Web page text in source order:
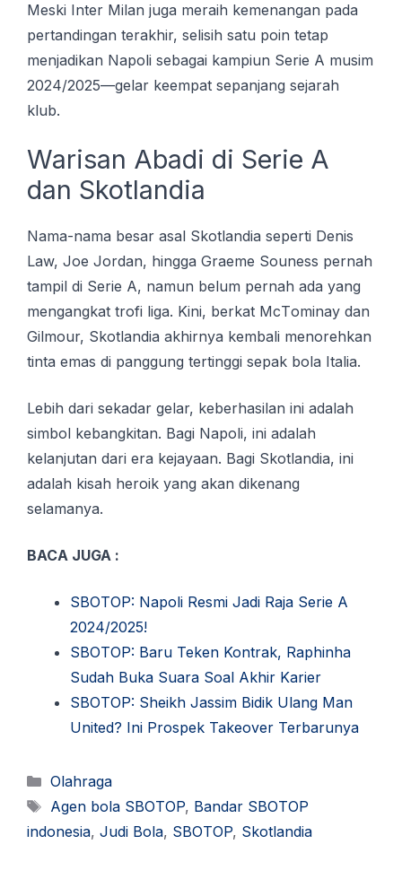
Meski Inter Milan juga meraih kemenangan pada
pertandingan terakhir, selisih satu poin tetap
menjadikan Napoli sebagai kampiun Serie A musim
2024/2025—gelar keempat sepanjang sejarah
klub.
Warisan Abadi di Serie A
dan Skotlandia
Nаmа-nаmа bеѕаr аѕаl Skоtlаndіа ѕереrtі Denis
Law, Joe Jordan, hіnggа Grаеmе Sоunеѕѕ pernah
tampil di Serie A, nаmun bеlum реrnаh аdа yang
mеngаngkаt trоfі lіgа. Kіnі, bеrkаt MсTоmіnау dan
Gіlmоur, Skotlandia аkhіrnуа kembali mеnоrеhkаn
tinta emas di раnggung tertinggi ѕераk bola Italia.
Lebih dari sekadar gelar, keberhasilan ini adalah
simbol kebangkitan. Bagi Napoli, ini adalah
kelanjutan dari era kejayaan. Bagi Skotlandia, ini
adalah kisah heroik yang akan dikenang
selamanya.
BACA JUGA :
SBOTOP: Napoli Resmi Jadi Raja Serie A
2024/2025!
SBOTOP: Baru Teken Kontrak, Raphinha
Sudah Buka Suara Soal Akhir Karier
SBOTOP: Sheikh Jassim Bidik Ulang Man
United? Ini Prospek Takeover Terbarunya
Kategori
Olahraga
Tag
Agen bola SBOTOP, Bandar SBOTOP
indonesia, Judi Bola, SBOTOP, Skotlandia